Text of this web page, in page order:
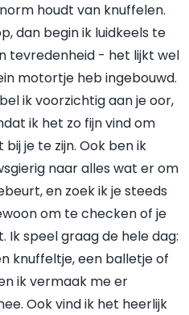
houdt van knuffelen.
dan begin ik luidkeels te
tevredenheid - het lijkt wel
motortje heb ingebouwd.
ik voorzichtig aan je oor,
ik het zo fijn vind om
je te zijn. Ook ben ik
naar alles wat er om
en zoek ik je steeds
om te checken of je
Ik speel graag de hele dag:
knuffeltje, een balletje of
ik vermaak me er
Ook vind ik het heerlijk